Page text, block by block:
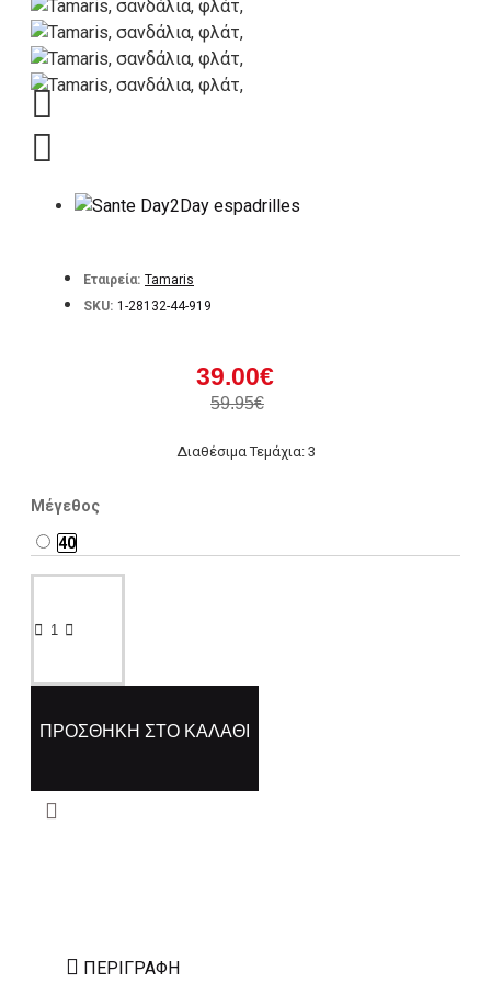
Εταιρεία: Tamaris
SKU: 1-28132-44-919
39.00€
59.95€
Διαθέσιμα Τεμάχια: 3
Μέγεθος
40
ΠΡΟΣΘΉΚΗ ΣΤΟ ΚΑΛΆΘΙ
ΠΕΡΙΓΡΑΦΉ